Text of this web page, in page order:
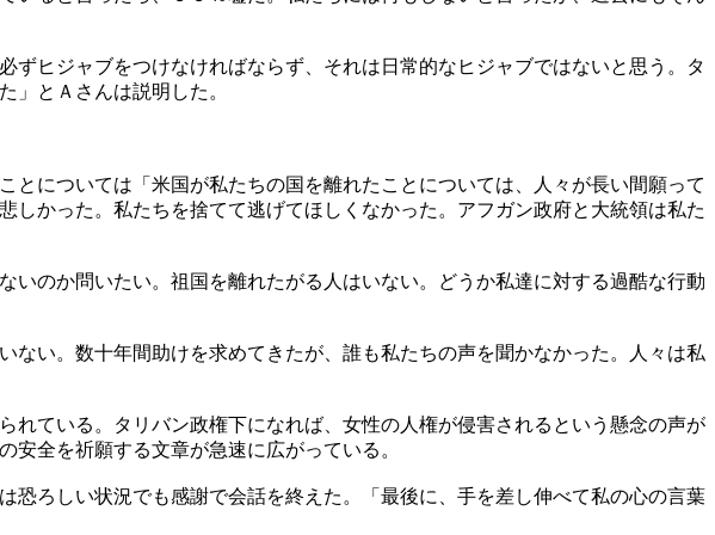
ヒジャブをつけなければならず、それは日常的なヒジャブではないと思う。タ
」とＡさんは説明した。
については「米国が私たちの国を離れたことについては、人々が長い間願って
かった。私たちを捨てて逃げてほしくなかった。アフガン政府と大統領は私た
のか問いたい。祖国を離れたがる人はいない。どうか私達に対する過酷な行動
い。数十年間助けを求めてきたが、誰も私たちの声を聞かなかった。人々は私
ている。タリバン政権下になれば、女性の人権が侵害されるという懸念の声が
全を祈願する文章が急速に広がっている。
ろしい状況でも感謝で会話を終えた。「最後に、手を差し伸べて私の心の言葉